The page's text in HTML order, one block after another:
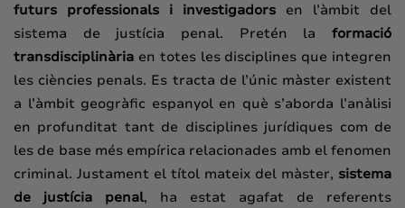
futurs professionals i investigadors en l’àmbit del
sistema de justícia penal. Pretén la formació
transdisciplinària en totes les disciplines que integren
les ciències penals. Es tracta de l’únic màster existent
a l’àmbit geogràfic espanyol en què s’aborda l’anàlisi
en profunditat tant de disciplines jurídiques com de
les de base més empírica relacionades amb el fenomen
criminal. Justament el títol mateix del màster, sistema
de justícia penal, ha estat agafat de referents